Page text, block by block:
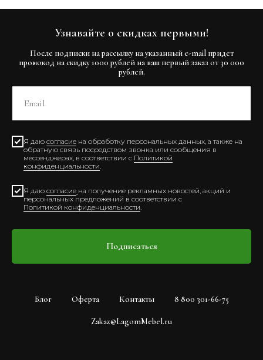
Узнавайте о скидках первыми!
После подписки на рассылку на указанный e-mail придет
промокод на скидку 1000 рублей на ваш первый заказ от 30 000
рублей.
Я даю согласие на обработку персональных данных, а также на
обратную связь посредством звонка или сообщения в
мессенджерах, в соответствии с Политикой
конфиденциальности
Я даю согласие на получение рекламных новостей, акций и
персональных предложений в соответствии с
Политикой конфиденциальности
Подписаться
Блог Оферта Контакты 8 800 301-66-75
Zakaz@LagomMebel.ru